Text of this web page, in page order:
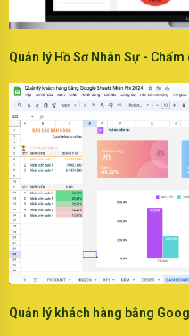
Quản lý Hồ Sơ Nhân Sự -
Quản lý khách hàng bằng